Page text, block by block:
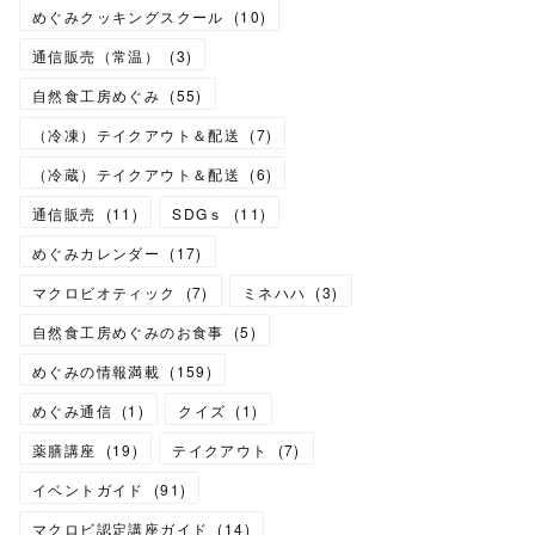
めぐみクッキングスクール
(10)
通信販売（常温）
(3)
自然食工房めぐみ (55)
（冷凍）テイクアウト＆配送
(7)
（冷蔵）テイクアウト＆配送
(6)
通信販売
(11 ) SDGｓ (11)
めぐみカレンダー
(17)
マクロビオティック
(7) ミネハハ (3)
自然食工房めぐみのお食事
(5)
めぐみの情報満載 (159)
めぐみ通信 (1 ) クイズ (1)
薬膳講座
(19) テイクアウト (7)
イベントガイド
(91)
マクロビ認定講座ガイド
(14)